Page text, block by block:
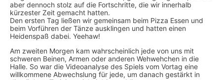
aber dennoch stolz auf die Fortschritte, die wir innerhalb
kürzester Zeit gemacht hatten.
Den ersten Tag ließen wir gemeinsam beim Pizza Essen und
beim Vorführen der Tänze ausklingen und hatten einen
Heidenspaß dabei. Yeehaw!
Am zweiten Morgen kam wahrscheinlich jede von uns mit
schweren Beinen, Armen oder anderen Wehwehchen in die
Halle. So war die Videoanalyse des Spiels vom Vortag eine
willkommene Abwechslung für jede, um danach gestärkt in